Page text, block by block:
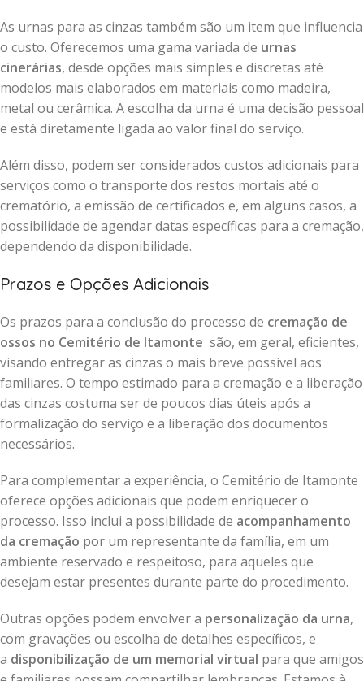
As urnas para as cinzas também são um item que influencia
o custo. Oferecemos uma gama variada de urnas
cinerárias, desde opções mais simples e discretas até
modelos mais elaborados em materiais como madeira,
metal ou cerâmica. A escolha da urna é uma decisão pessoal
e está diretamente ligada ao valor final do serviço.
Além disso, podem ser considerados custos adicionais para
serviços como o transporte dos restos mortais até o
crematório, a emissão de certificados e, em alguns casos, a
possibilidade de agendar datas específicas para a cremação,
dependendo da disponibilidade.
Prazos e Opções Adicionais
Os prazos para a conclusão do processo de cremação de
ossos no Cemitério de Itamonte são, em geral, eficientes,
visando entregar as cinzas o mais breve possível aos
familiares. O tempo estimado para a cremação e a liberação
das cinzas costuma ser de poucos dias úteis após a
formalização do serviço e a liberação dos documentos
necessários.
Para complementar a experiência, o Cemitério de Itamonte
oferece opções adicionais que podem enriquecer o
processo. Isso inclui a possibilidade de acompanhamento
da cremação por um representante da família, em um
ambiente reservado e respeitoso, para aqueles que
desejam estar presentes durante parte do procedimento.
Outras opções podem envolver a personalização da urna,
com gravações ou escolha de detalhes específicos, e
a disponibilização de um memorial virtual para que amigos